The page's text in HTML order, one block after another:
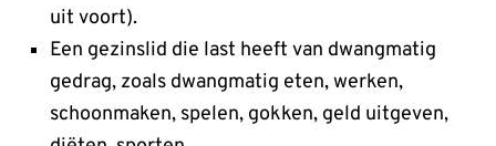
uit voort).
Een gezinslid die last heeft van dwangmatig
gedrag, zoals dwangmatig eten, werken,
schoonmaken, spelen, gokken, geld uitgeven,